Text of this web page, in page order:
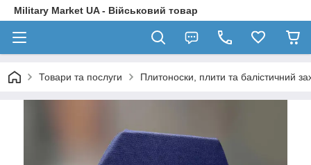
Military Market UA - Військовий товар
Товари та послуги Плитоноски, плити та балістичний